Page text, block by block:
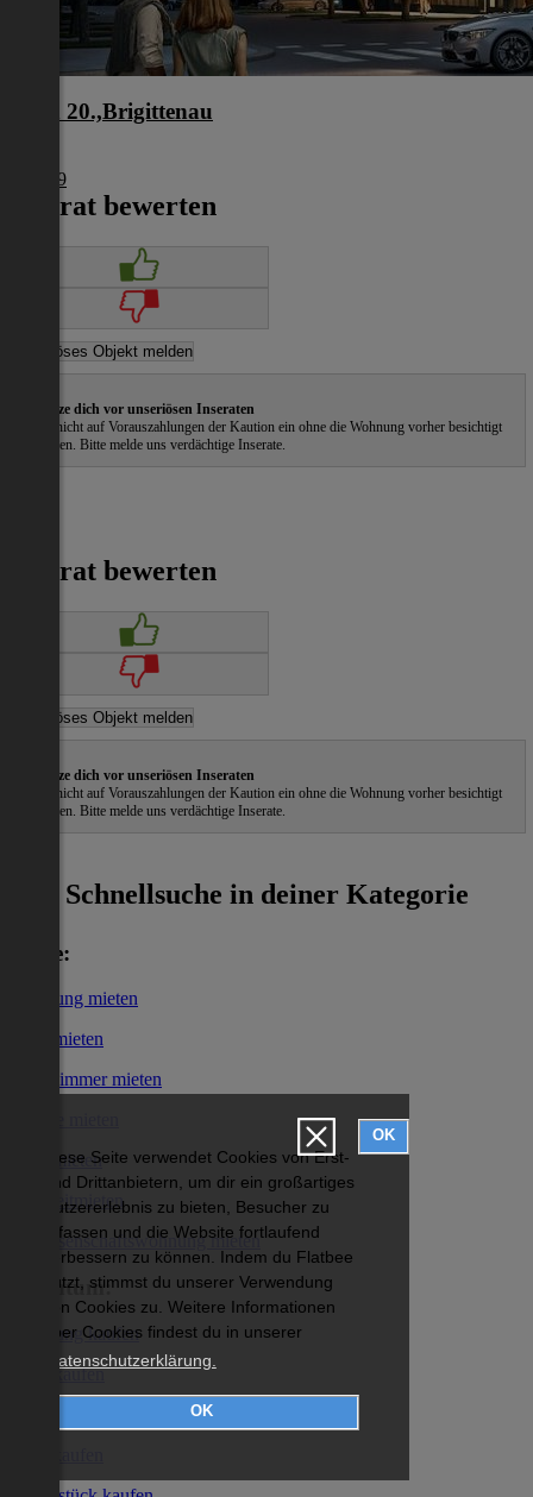
Diese Seite verwendet Cookies von Erst-
und Drittanbietern, um dir ein großartiges
Nutzererlebnis zu bieten, Besucher zu
erfassen und die Website fortlaufend
verbessern zu können. Indem du Flatbee
nutzt, stimmst du unserer Verwendung
von Cookies zu. Weitere Informationen
über Cookies findest du in unserer
Datenschutzerklärung.
OK
OK
Wien 20.,Brigittenau
€ 2.509
Inserat bewerten
Schütze dich vor unseriösen Inseraten
Gehe nicht auf Vorauszahlungen der Kaution ein ohne die Wohnung vorher besichtigt
zu haben. Bitte melde uns verdächtige Inserate.
Inserat bewerten
Schütze dich vor unseriösen Inseraten
Gehe nicht auf Vorauszahlungen der Kaution ein ohne die Wohnung vorher besichtigt
zu haben. Bitte melde uns verdächtige Inserate.
Schnellsuche in deiner Kategorie
Miete:
Wohnung mieten
Haus mieten
WG-Zimmer mieten
Büro mieten
Kurzzeitmieten
Genossenschaftswohnung mieten
Eigentum:
Wohnung kaufen
Haus kaufen